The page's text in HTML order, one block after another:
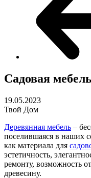
Садовая
19.05.2023
Твой Дом
Деревянная мебель –
поселившаяся в наших
как материала для
эстетичность,
ремонту, возможность
древесину.